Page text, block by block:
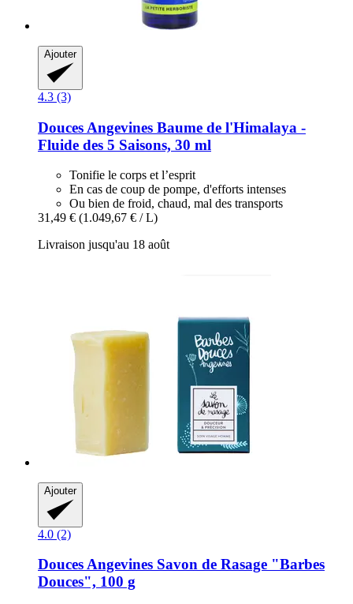
Ajouter
4.3 (3)
Douces Angevines Baume de l'Himalaya -​
Fluide des 5 Saisons, 30 ml
Tonifie le corps et l’esprit
En cas de coup de pompe, d'efforts intenses
Ou bien de froid, chaud, mal des transports
31,49 € (1.049,67 € / L)
Livraison jusqu'au 18 août
Ajouter
4.0 (2)
Douces Angevines Savon de Rasage "Barbes
Douces", 100 g